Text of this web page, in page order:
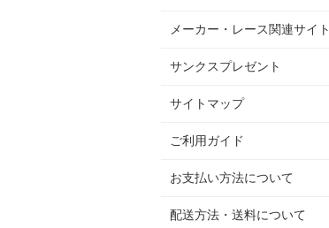
メーカー・レース関連サイト
サンクスプレゼント
サイトマップ
ご利用ガイド
お支払い方法について
配送方法・送料について